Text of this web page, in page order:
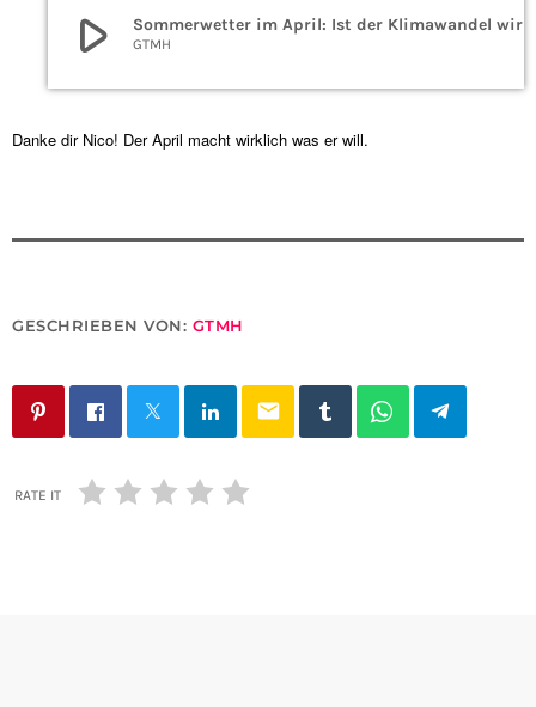
play_arrow GTMH
Danke dir Nico! Der April macht wirklich was er will.
GESCHRIEBEN VON: GTMH
email
RATE IT